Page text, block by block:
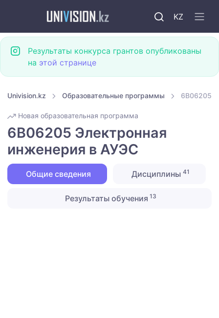
KZ
Результаты конкурса грантов опубликованы
на этой странице
Univision.kz Образовательные программы 6B06205
Новая образовательная программа
6B06205 Электронная
инженерия в АУЭС
Общие сведения Дисциплины 41
Результаты обучения 13